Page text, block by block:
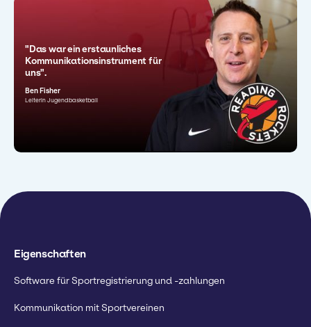
"Das war ein erstaunliches
Kommunikationsinstrument für
uns".
Ben Fisher
Leiterin Jugendbasketball
"Wir haben es geschafft, dieses
Gemeinschaftsgefühl zu schaffen,
"Mit 360Player konnten wir Zeit
sparen und einen Qualitätssprung
"Ich würde die Software jedem
Eigenschaften
Software für Sportregistrierung und -zahlungen
Kommunikation mit Sportvereinen